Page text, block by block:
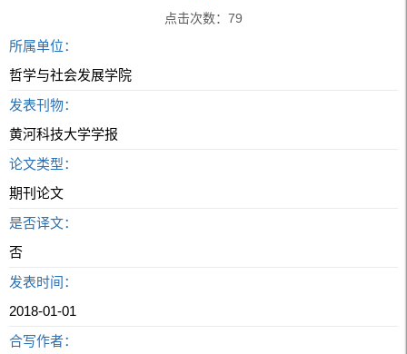
点击次数： 79
所属单位：
哲学与社会发展学院
发表刊物：
黄河科技大学学报
论文类型：
期刊论文
是否译文：
否
发表时间：
2018-01-01
合写作者：